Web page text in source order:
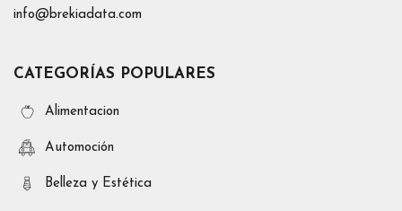
info@brekiadata.com
CATEGORÍAS POPULARES
Alimentacion
Automoción
Belleza y Estética